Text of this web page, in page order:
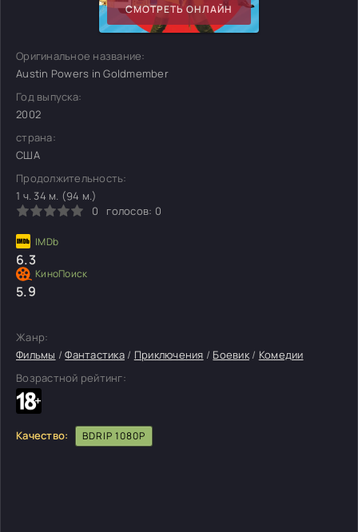
СМОТРЕТЬ ОНЛАЙН
Оригинальное название:
Austin Powers in Goldmember
Год выпуска:
2002
страна:
США
Продолжительность:
1 ч. 34 м. (94 м.)
0
голосов: 0
6.3
5.9
Жанр:
Фильмы /Фантастика/ Приключения / Боевик/ Комедии
Возрастной рейтинг:
Качество: BDRIP 1080P